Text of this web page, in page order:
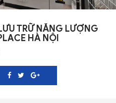
TRỮ NĂNG LƯỢNG
HÀ NỘI